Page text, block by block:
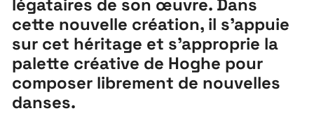
Extensions26
26 JUILLET ↘ 5 SEPTEMBRE
légataires de son œuvre. Dans
cette nouvelle création, il s’appuie
sur cet héritage et s’approprie la
palette créative de Hoghe pour
composer librement de nouvelles
danses.